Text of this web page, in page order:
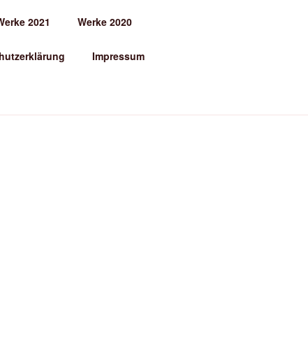
2021 Werke 2020
Impressum